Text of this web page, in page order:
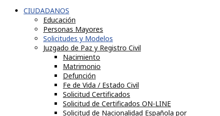
CIUDADANOS
Educación
Personas Mayores
Solicitudes y Modelos
Juzgado de Paz y Registro Civil
Nacimiento
Matrimonio
Defunción
Fe de Vida / Estado Civil
Solicitud Certificados
Solicitud de Certificados ON-LINE
Solicitud de Nacionalidad Española por